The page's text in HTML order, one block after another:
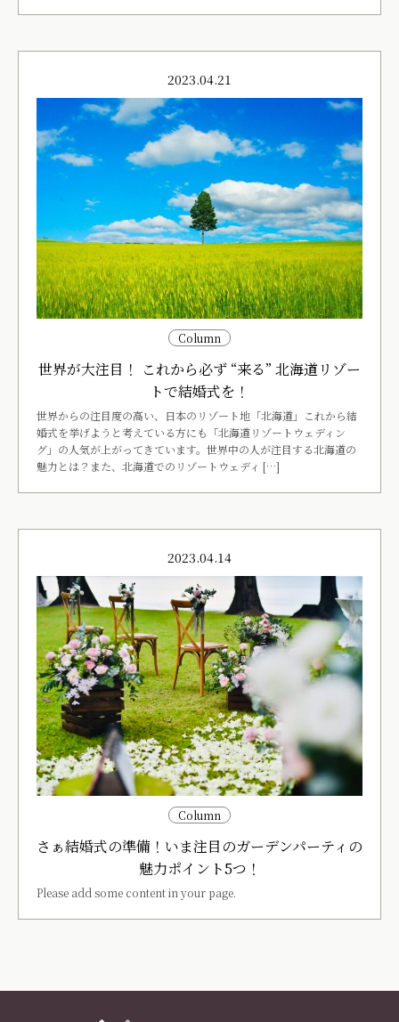
2023.04.21
Column
世界が大注目！ これから必ず “来る” 北海道リゾー
トで結婚式を！
世界からの注目度の高い、日本のリゾート地「北海道」これから結
婚式を挙げようと考えている方にも「北海道リゾートウェディン
グ」の人気が上がってきています。世界中の人が注目する北海道の
魅力とは？また、北海道でのリゾートウェディ […]
2023.04.14
Column
さぁ結婚式の準備！いま注目のガーデンパーティの
魅力ポイント5つ！
Please add some content in your page.